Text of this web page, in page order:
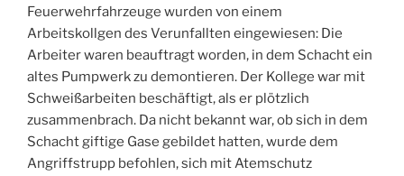
Feuerwehrfahrzeuge wurden von einem
Arbeitskollgen des Verunfallten eingewiesen: Die
Arbeiter waren beauftragt worden, in dem Schacht ein
altes Pumpwerk zu demontieren. Der Kollege war mit
Schweißarbeiten beschäftigt, als er plötzlich
zusammenbrach. Da nicht bekannt war, ob sich in dem
Schacht giftige Gase gebildet hatten, wurde dem
Angriffstrupp befohlen, sich mit Atemschutz